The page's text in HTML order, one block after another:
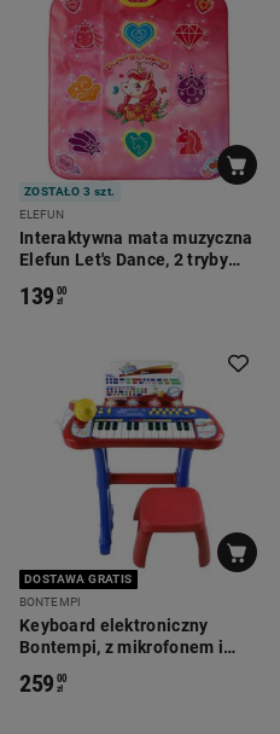
ZOSTAŁO 3 szt.
ELEFUN
Interaktywna mata muzyczna
Elefun Let's Dance, 2 tryby
139 00
zł
DOSTAWA GRATIS
BONTEMPI
Keyboard elektroniczny
Bontempi, z mikrofonem i
259 00
zł